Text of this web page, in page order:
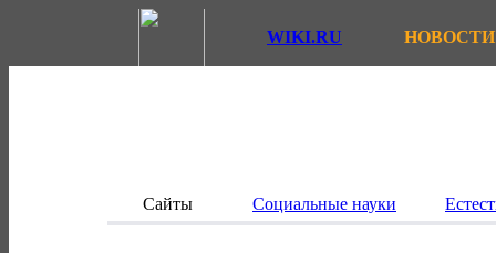
WIKI.RU НОВОСТИ
Сайты Социальные науки